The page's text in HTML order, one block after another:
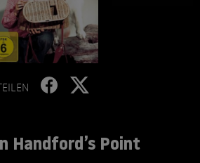
Handford’s Point